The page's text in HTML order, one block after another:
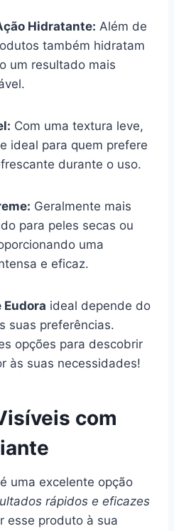
Hidratante: Além de
também hidratam
um resultado mais
Com uma textura leve,
ideal para quem prefere
durante o uso.
Geralmente mais
para peles secas ou
uma
e eficaz.
ideal depende do
suas preferências.
opções para descobrir
às suas necessidades!
com
é uma excelente opção
rápidos e eficazes
esse produto à sua